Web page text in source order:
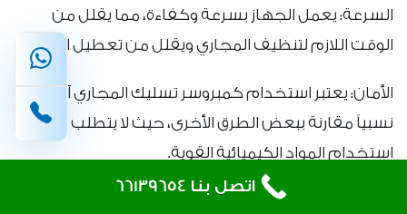
السرعة: يعمل الجهاز بسرعة وكفاءة، مما يقلل من
الوقت اللازم لتنظيف المجاري ويقلل من تعطيل النظام.
الأمان: يعتبر استخدام كمبروسر تسليك المجاري آمناً
نسبياً مقارنة ببعض الطرق الأخرى، حيث لا يتطلب
استخدام المواد الكيميائية القوية.
المرونة: يمكن استخدامه لتنظيف مجموعة متنوعة من
اتصل بنا 66139654